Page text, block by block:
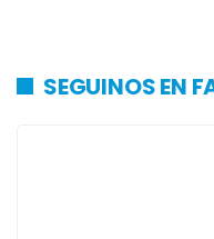
SEGUINOS EN